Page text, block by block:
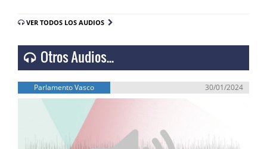
VER TODOS LOS AUDIOS
Otros Audios...
Parlamento Vasco 30/01/2024